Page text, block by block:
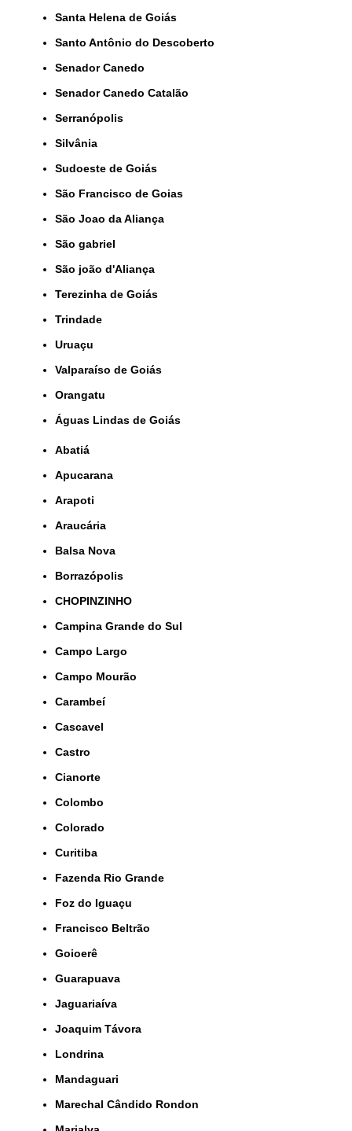
Santa Helena de Goiás
Santo Antônio do Descoberto
Senador Canedo
Senador Canedo Catalão
Serranópolis
Silvânia
Sudoeste de Goiás
São Francisco de Goias
São Joao da Aliança
São gabriel
São joão d'Aliança
Terezinha de Goiás
Trindade
Uruaçu
Valparaíso de Goiás
orangatu
Águas Lindas de Goiás
Abatiá
Apucarana
Arapoti
Araucária
Balsa Nova
Borrazópolis
CHOPINZINHO
Campina Grande do Sul
Campo Largo
Campo Mourão
Carambeí
Cascavel
Castro
Cianorte
Colombo
Colorado
Curitiba
Fazenda Rio Grande
Foz do Iguaçu
Francisco Beltrão
Goioerê
Guarapuava
Jaguariaíva
Joaquim Távora
Londrina
Mandaguari
Marechal Cândido Rondon